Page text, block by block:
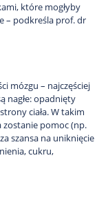
które mogłyby
– podkreśla prof. dr
mózgu – najczęściej
nagłe: opadnięty
ciała. W takim
zostanie pomoc (np.
szansa na uniknięcie
cukru,